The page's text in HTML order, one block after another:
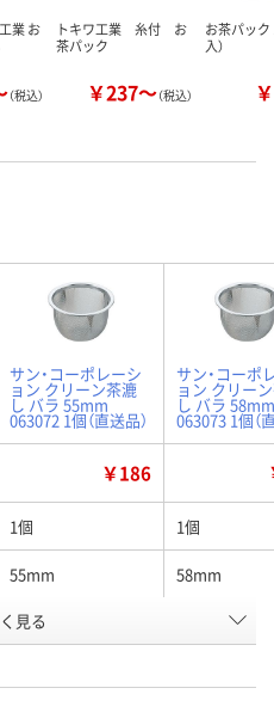
業 お
（税込）
トキワ工業 糸付 お
茶パック
￥237～（税込）
お茶パック
入）
サン・コーポレーシ
ョン クリーン茶漉
し バラ 55mm
063072 1個（直送品）
サン・コーポ
ョン クリー
し バラ 58mm
063073 1個（
￥186
1個 1個
55mm 58mm
EP14580 EP14044
見る